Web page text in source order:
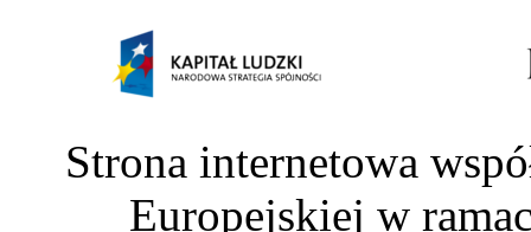
Strona internetowa
Europejskiej w